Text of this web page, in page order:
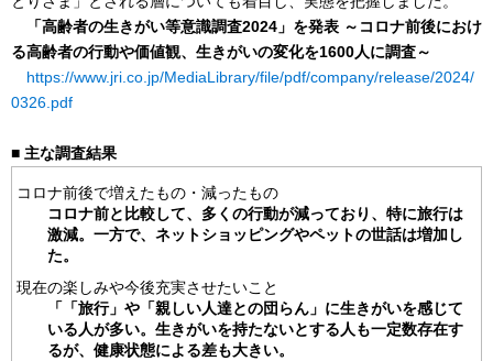
「高齢者の生きがい等意識調査2024」を発表 ～コロナ前後におけ
る高齢者の行動や価値観、生きがいの変化を1600人に調査～
https://www.jri.co.jp/MediaLibrary/file/pdf/company/release/2024/
0326.pdf
■ 主な調査結果
コロナ前後で増えたもの・減ったもの
コロナ前と比較して、多くの行動が減っており、特に旅行は
激減。一方で、ネットショッピングやペットの世話は増加し
た。
現在の楽しみや今後充実させたいこと
「「旅行」や「親しい人達との団らん」に生きがいを感じて
いる人が多い。生きがいを持たないとする人も一定数存在す
るが、健康状態による差も大きい。